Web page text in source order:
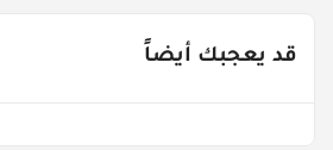
قد يعجبك أيضاً